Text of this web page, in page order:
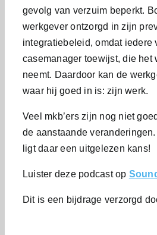
gevolg van verzuim beperkt.
werkgever ontzorgd in zijn
integratiebeleid, omdat iedere
casemanager toewijst, die het
neemt. Daardoor kan de
waar hij goed in is: zijn werk.
Veel mkb’ers zijn nog niet
de aanstaande
ligt daar een uitgelezen kans!
Luister deze podcast op
Dit is een bijdrage verzorgd